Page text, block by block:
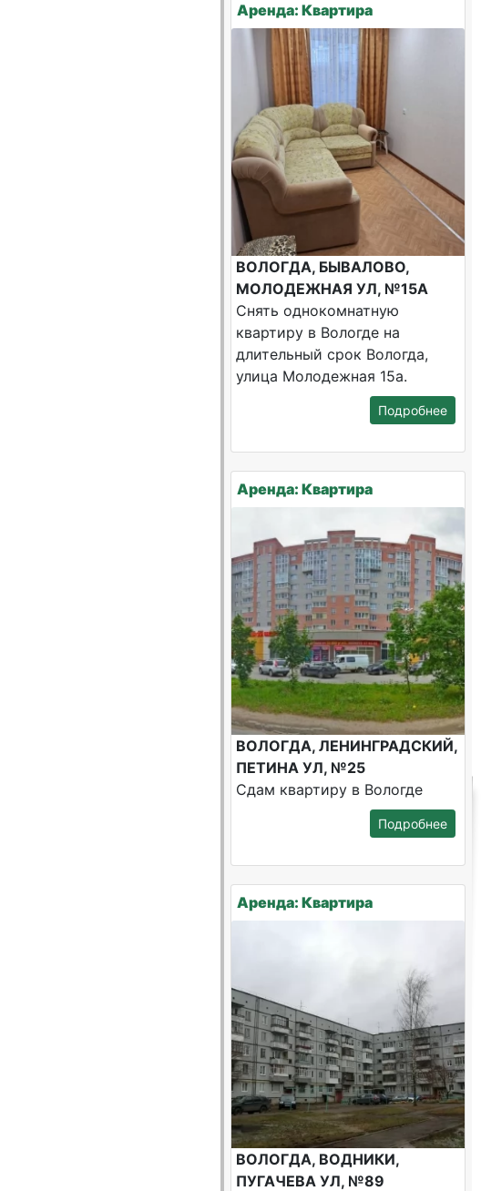
Аренда: Квартира
ВОЛОГДА, БЫВАЛОВО,
МОЛОДЕЖНАЯ УЛ, №15А
Снять однокомнатную
квартиру в Вологде на
длительный срок Вологда,
улица Молодежная 15а.
Подробнее
Аренда: Квартира
ВОЛОГДА, ЛЕНИНГРАДСКИЙ,
ПЕТИНА УЛ, №25
Сдам квартиру в Вологде
Подробнее
Аренда: Квартира
ВОЛОГДА, ВОДНИКИ,
ПУГАЧЕВА УЛ, №89